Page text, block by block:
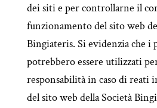
dei siti e per controllarne il
funzionamento del sito web
Bingiateris. Si evidenzia che i
potrebbero essere utilizzati
responsabilità in caso di reati
del sito web della Società